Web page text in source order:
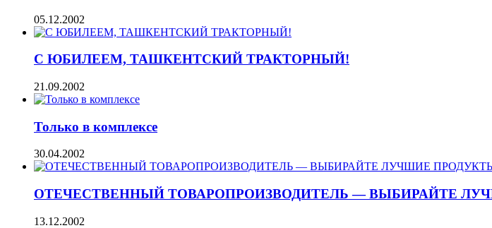
05.12.2002
С ЮБИЛЕЕМ, ТАШКЕНТСКИЙ ТРАКТОРНЫЙ!
21.09.2002
Только в комплексе
30.04.2002
ОТЕЧЕСТВЕННЫЙ ТОВАРОПРОИЗВОДИТЕЛЬ — ВЫБИРАЙТЕ
13.12.2002